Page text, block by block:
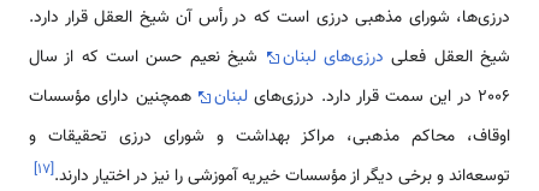
درزی‌ها، شورای مذهبی درزی است که در رأس آن شیخ العقل قرار دارد.
شیخ العقل فعلی درزی‌های لبنان
شیخ نعیم حسن است که از سال
2006 در این سمت قرار دارد. درزی‌های
لبنان
همچنین دارای مؤسسات
اوقاف، محاکم مذهبی، مراکز بهداشت و شورای درزی تحقیقات و
توسعه‌اند و برخی دیگر از مؤسسات خیریه آموزشی را نیز در اختیار دارند.[۱۷]